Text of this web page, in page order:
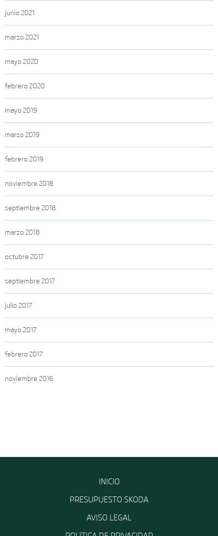
junio 2021
marzo 2021
mayo 2020
febrero 2020
mayo 2019
marzo 2019
febrero 2019
noviembre 2018
septiembre 2018
marzo 2018
octubre 2017
septiembre 2017
julio 2017
mayo 2017
febrero 2017
noviembre 2016
INICIO
PRESUPUESTO SKODA
AVISO LEGAL